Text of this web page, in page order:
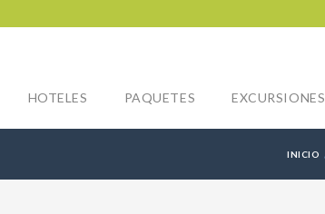
HOTELES PAQUETES EXCURSIONES
INICIO